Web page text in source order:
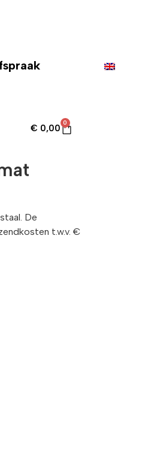
€ 0,00
0
De
t.w.v. €